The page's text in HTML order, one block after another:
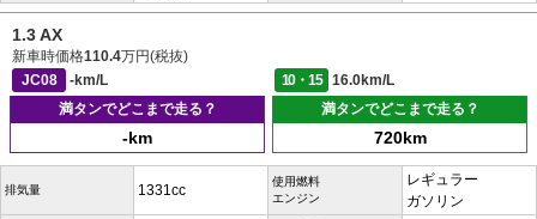
1.3 AX
新車時価格110.4万円(税抜)
JC08
-km/L 10・15
16.0km/L
満タンでどこまで走る？
-km
満タンでどこまで走る？
720km
排気量 1331cc
使用燃料
エンジン
レギュラー
ガソリン